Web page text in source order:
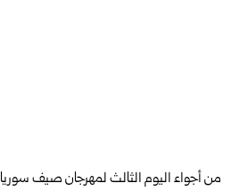
من أجواء اليوم الثالث لمهرجان صيف سوريا 2026 في قلعة دمشق